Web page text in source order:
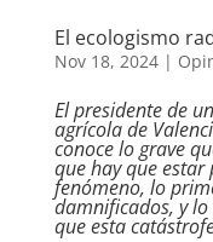
El ecologismo
Nov 18, 2024|
El presidente de
agrícola de
conoce lo grave
que hay que
fenómeno, lo
damnificados, y
que esta